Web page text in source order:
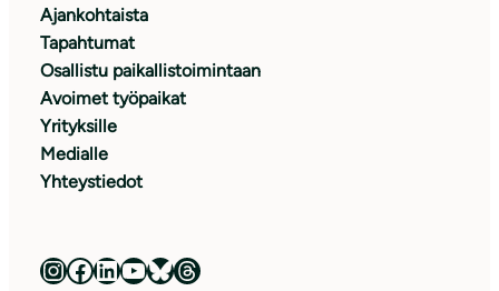
Ajankohtaista
Tapahtumat
Osallistu paikallistoimintaan
Avoimet työpaikat
Yrityksille
Medialle
Yhteystiedot
Luonnonsuojeluliitto Instagramissa Luonnonsuojeluliitto Facebookissa Luonnonsuojeluliitto LinkedInissä Luonnonsuojeluliiton YouTube-kanava Luonnonsuojeluliitto Blueskyssa Luonnonsuojeluliitto Threadsissa